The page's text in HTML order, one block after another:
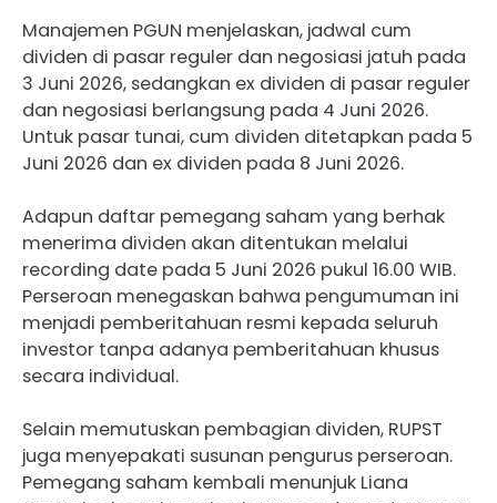
Manajemen PGUN menjelaskan, jadwal cum
dividen di pasar reguler dan negosiasi jatuh pada
3 Juni 2026, sedangkan ex dividen di pasar reguler
dan negosiasi berlangsung pada 4 Juni 2026.
Untuk pasar tunai, cum dividen ditetapkan pada 5
Juni 2026 dan ex dividen pada 8 Juni 2026.
Adapun daftar pemegang saham yang berhak
menerima dividen akan ditentukan melalui
recording date pada 5 Juni 2026 pukul 16.00 WIB.
Perseroan menegaskan bahwa pengumuman ini
menjadi pemberitahuan resmi kepada seluruh
investor tanpa adanya pemberitahuan khusus
secara individual.
Selain memutuskan pembagian dividen, RUPST
juga menyepakati susunan pengurus perseroan.
Pemegang saham kembali menunjuk Liana